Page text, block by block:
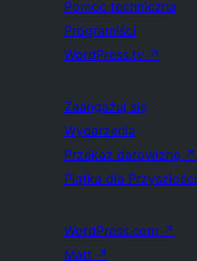
Pomoc techniczna
Programiści
WordPress.tv ↗
Zaangażuj się
Wydarzenia
Przekaż darowiznę ↗
Piątka dla Przyszłości
WordPress.com ↗
Matt ↗